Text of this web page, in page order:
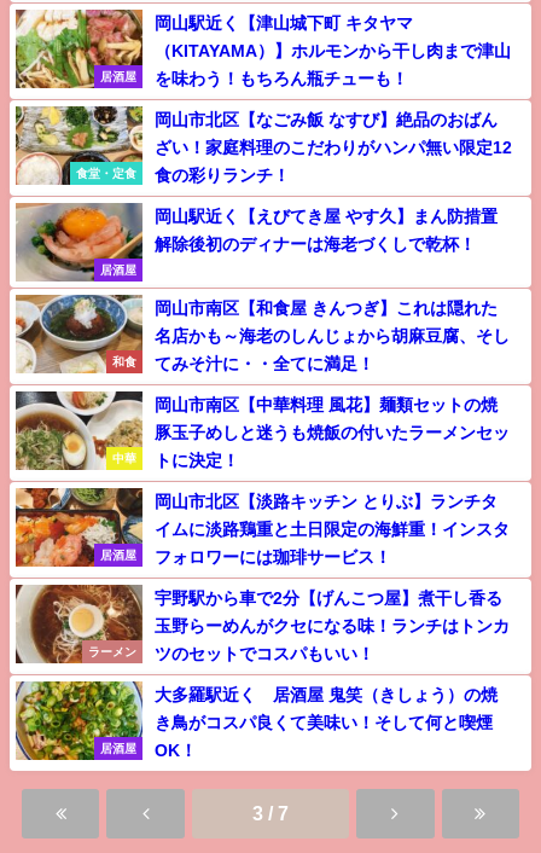
居酒屋
岡山駅近く【津山城下町 キタヤマ
（KITAYAMA）】ホルモンから干し肉まで津山
を味わう！もちろん瓶チューも！
食堂・定食
岡山市北区【なごみ飯 なすび】絶品のおばん
ざい！家庭料理のこだわりがハンパ無い限定12
食の彩りランチ！
居酒屋
岡山駅近く【えびてき屋 やす久】まん防措置
解除後初のディナーは海老づくしで乾杯！
和食
岡山市南区【和食屋 きんつぎ】これは隠れた
名店かも～海老のしんじょから胡麻豆腐、そし
てみそ汁に・・全てに満足！
中華
岡山市南区【中華料理 風花】麺類セットの焼
豚玉子めしと迷うも焼飯の付いたラーメンセッ
トに決定！
居酒屋
岡山市北区【淡路キッチン とりぶ】ランチタ
イムに淡路鶏重と土日限定の海鮮重！インスタ
フォロワーには珈琲サービス！
ラーメン
宇野駅から車で2分【げんこつ屋】煮干し香る
玉野らーめんがクセになる味！ランチはトンカ
ツのセットでコスパもいい！
居酒屋
大多羅駅近く 居酒屋 鬼笑（きしょう）の焼
き鳥がコスパ良くて美味い！そして何と喫煙
OK！
3 / 7